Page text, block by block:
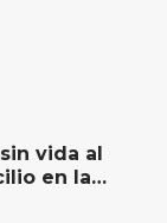
vida al
en la
San Juan del